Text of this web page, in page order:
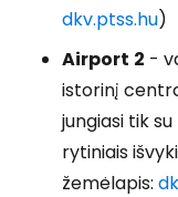
dkv.ptss.hu)
Airport 2 -
istorinį
jungiasi tik
rytiniais
žemėlapis: